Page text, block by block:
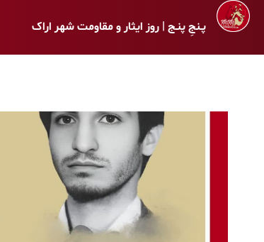
پـنجِ پنـج | روز ایثار و مقاومت شهر اراک